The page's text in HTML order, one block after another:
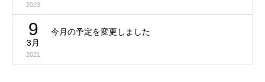
2023
9
3月
2021
今月の予定を変更しました